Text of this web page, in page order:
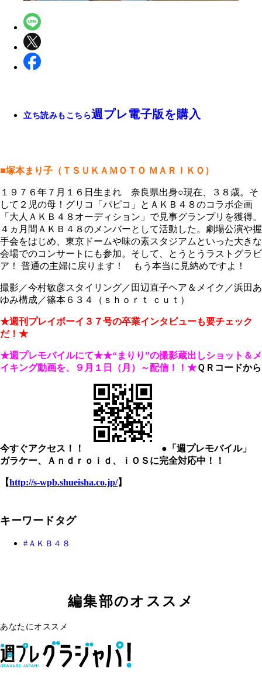
立ち読みもこちら週プレ電子版を購入
■塚本まり子（ＴＳＵＫＡＭＯＴＯ ＭＡＲＩＫＯ）
１９７６年７月１６日生まれ 奈良県出身○現在、３８歳。そ
して２児の母！グリコ「パピコ」とＡＫＢ４８のコラボ企画
「大人ＡＫＢ４８オーディション」で見事グランプリを獲得。
４ヵ月間ＡＫＢ４８のメンバーとして活動した。劇場公演や握
手会をはじめ、東京ドームや味の素スタジアムといった大きな
会場でのコンサートにも参加。そして、とうとうラストグラビ
ア！ 普通の主婦に戻ります！ もう本当に見納めですよ！
撮影／今村敏彦スタイリング／田辺直子ヘア＆メイク／浜田あ
ゆみ構成／篠本６３４（ｓｈｏｒｔ ｃｕｔ）
★週刊プレイボーイ３７号の卒業インタビューも要チェック
だ！★
★週プレモバイルにて★★“まりり”の撮影蔵出しショット＆メ
イキング動画を、９月１日（月）～配信！！★ＱＲコードから
今すぐアクセス！！
●「週プレモバイル」
ガラケー、Ａｎｄｒｏｉｄ、ｉＯＳに完全対応中！！
【http://s-wpb.shueisha.co.jp/】
キーワードタグ
ＡＫＢ４８
編集部のオススメ
あなたにオススメ